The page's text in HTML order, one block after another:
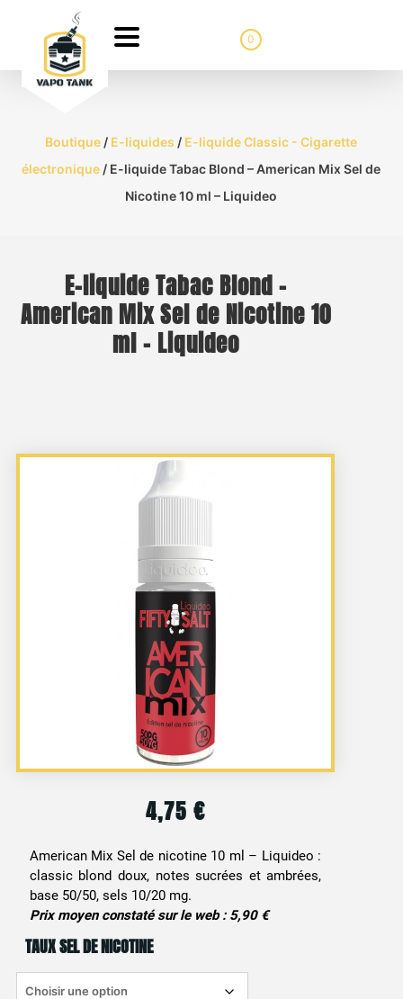
0
Boutique / E-liquides / E-liquide Classic - Cigarette
électronique / E-liquide Tabac Blond – American Mix Sel de
Nicotine 10 ml – Liquideo
E-liquide Tabac Blond –
American Mix Sel de Nicotine 10
ml – Liquideo
4,75 €
American Mix Sel de nicotine 10 ml – Liquideo :
classic blond doux, notes sucrées et ambrées,
base 50/50, sels 10/20 mg.
Prix moyen constaté sur le web : 5,90 €
TAUX SEL DE NICOTINE